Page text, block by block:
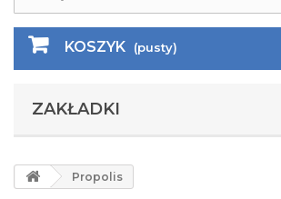
KOSZYK (pusty)
ZAKŁADKI
Propolis